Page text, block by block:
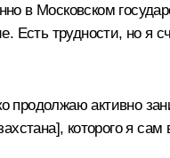
Московском
трудности, но я
продолжаю активно
которого я